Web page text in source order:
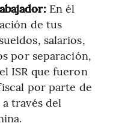
En él
de tus
salarios,
por separación,
ISR que fueron
por parte de
través del